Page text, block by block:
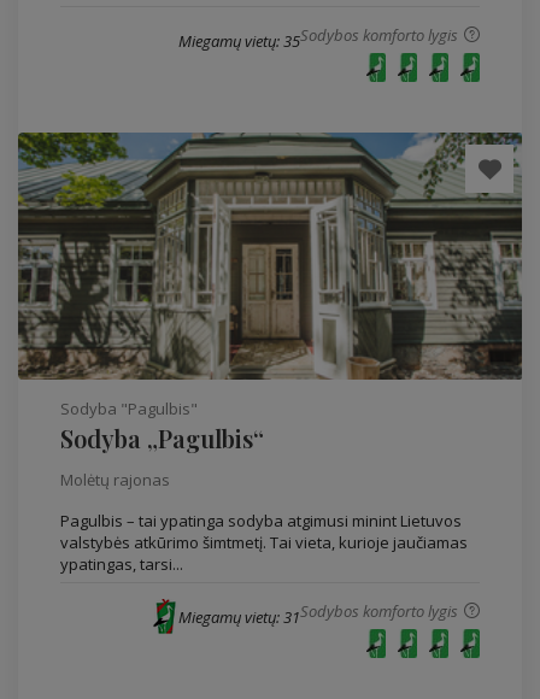
Sodybos komforto lygis
Miegamų vietų: 35
Sodyba "Pagulbis"
Sodyba „Pagulbis“
Molėtų rajonas
Pagulbis – tai ypatinga sodyba atgimusi minint Lietuvos
valstybės atkūrimo šimtmetį. Tai vieta, kurioje jaučiamas
ypatingas, tarsi...
Sodybos komforto lygis
Miegamų vietų: 31